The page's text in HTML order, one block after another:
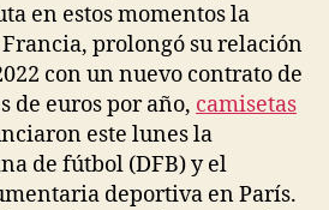
en estos momentos la
prolongó su relación
con un nuevo contrato de
de euros por año, camisetas
este lunes la
de fútbol (DFB) y el
deportiva en París.